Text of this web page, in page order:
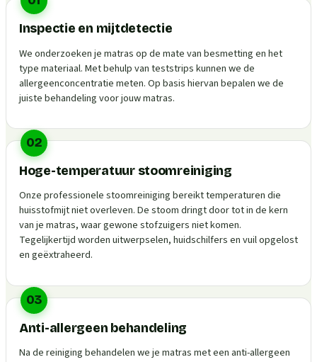
Inspectie en mijtdetectie
We onderzoeken je matras op de mate van besmetting en het
type materiaal. Met behulp van teststrips kunnen we de
allergeenconcentratie meten. Op basis hiervan bepalen we de
juiste behandeling voor jouw matras.
02
Hoge-temperatuur stoomreiniging
Onze professionele stoomreiniging bereikt temperaturen die
huisstofmijt niet overleven. De stoom dringt door tot in de kern
van je matras, waar gewone stofzuigers niet komen.
Tegelijkertijd worden uitwerpselen, huidschilfers en vuil opgelost
en geëxtraheerd.
03
Anti-allergeen behandeling
Na de reiniging behandelen we je matras met een anti-allergeen